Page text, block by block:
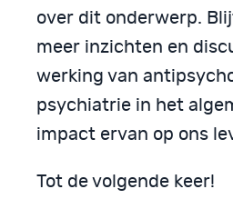
over dit onderwerp.
meer inzichten en
werking van
psychiatrie in het
impact ervan op ons
Tot de volgende keer!